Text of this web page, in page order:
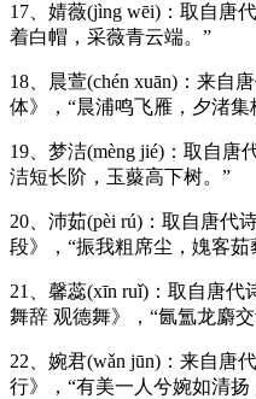
17、婧薇(jìng wēi)：取自唐
着白帽，采薇青云端。”
18、晨萱(chén xuān)：来自
体》，“晨浦鸣飞雁，夕渚集
19、梦洁(mèng jié)：取自唐
洁短长阶，玉藂高下树。”
20、沛茹(pèi rú)：取自唐代
段》，“振我粗席尘，媿客茹
21、馨蕊(xīn ruǐ)：取自唐
舞辞 观德舞》，“氤氲龙麝
22、婉君(wǎn jūn)：来自唐
行》，“有美一人兮婉如清